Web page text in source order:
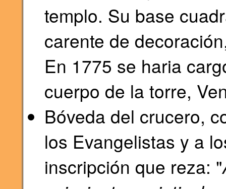
templo. Su base
carente de
En 1775 se haria
cuerpo de la torre,
Bóveda del crucero,
los Evangelistas y a
inscripción que reza: "